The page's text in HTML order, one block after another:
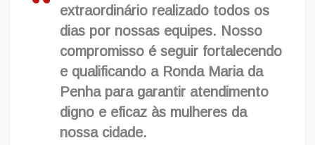
extraordinário realizado todos os
dias por nossas equipes. Nosso
compromisso é seguir fortalecendo
e qualificando a Ronda Maria da
Penha para garantir atendimento
digno e eficaz às mulheres da
nossa cidade.